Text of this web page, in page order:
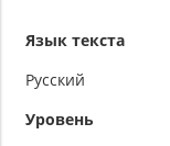
Язык текста
Русский
Уровень